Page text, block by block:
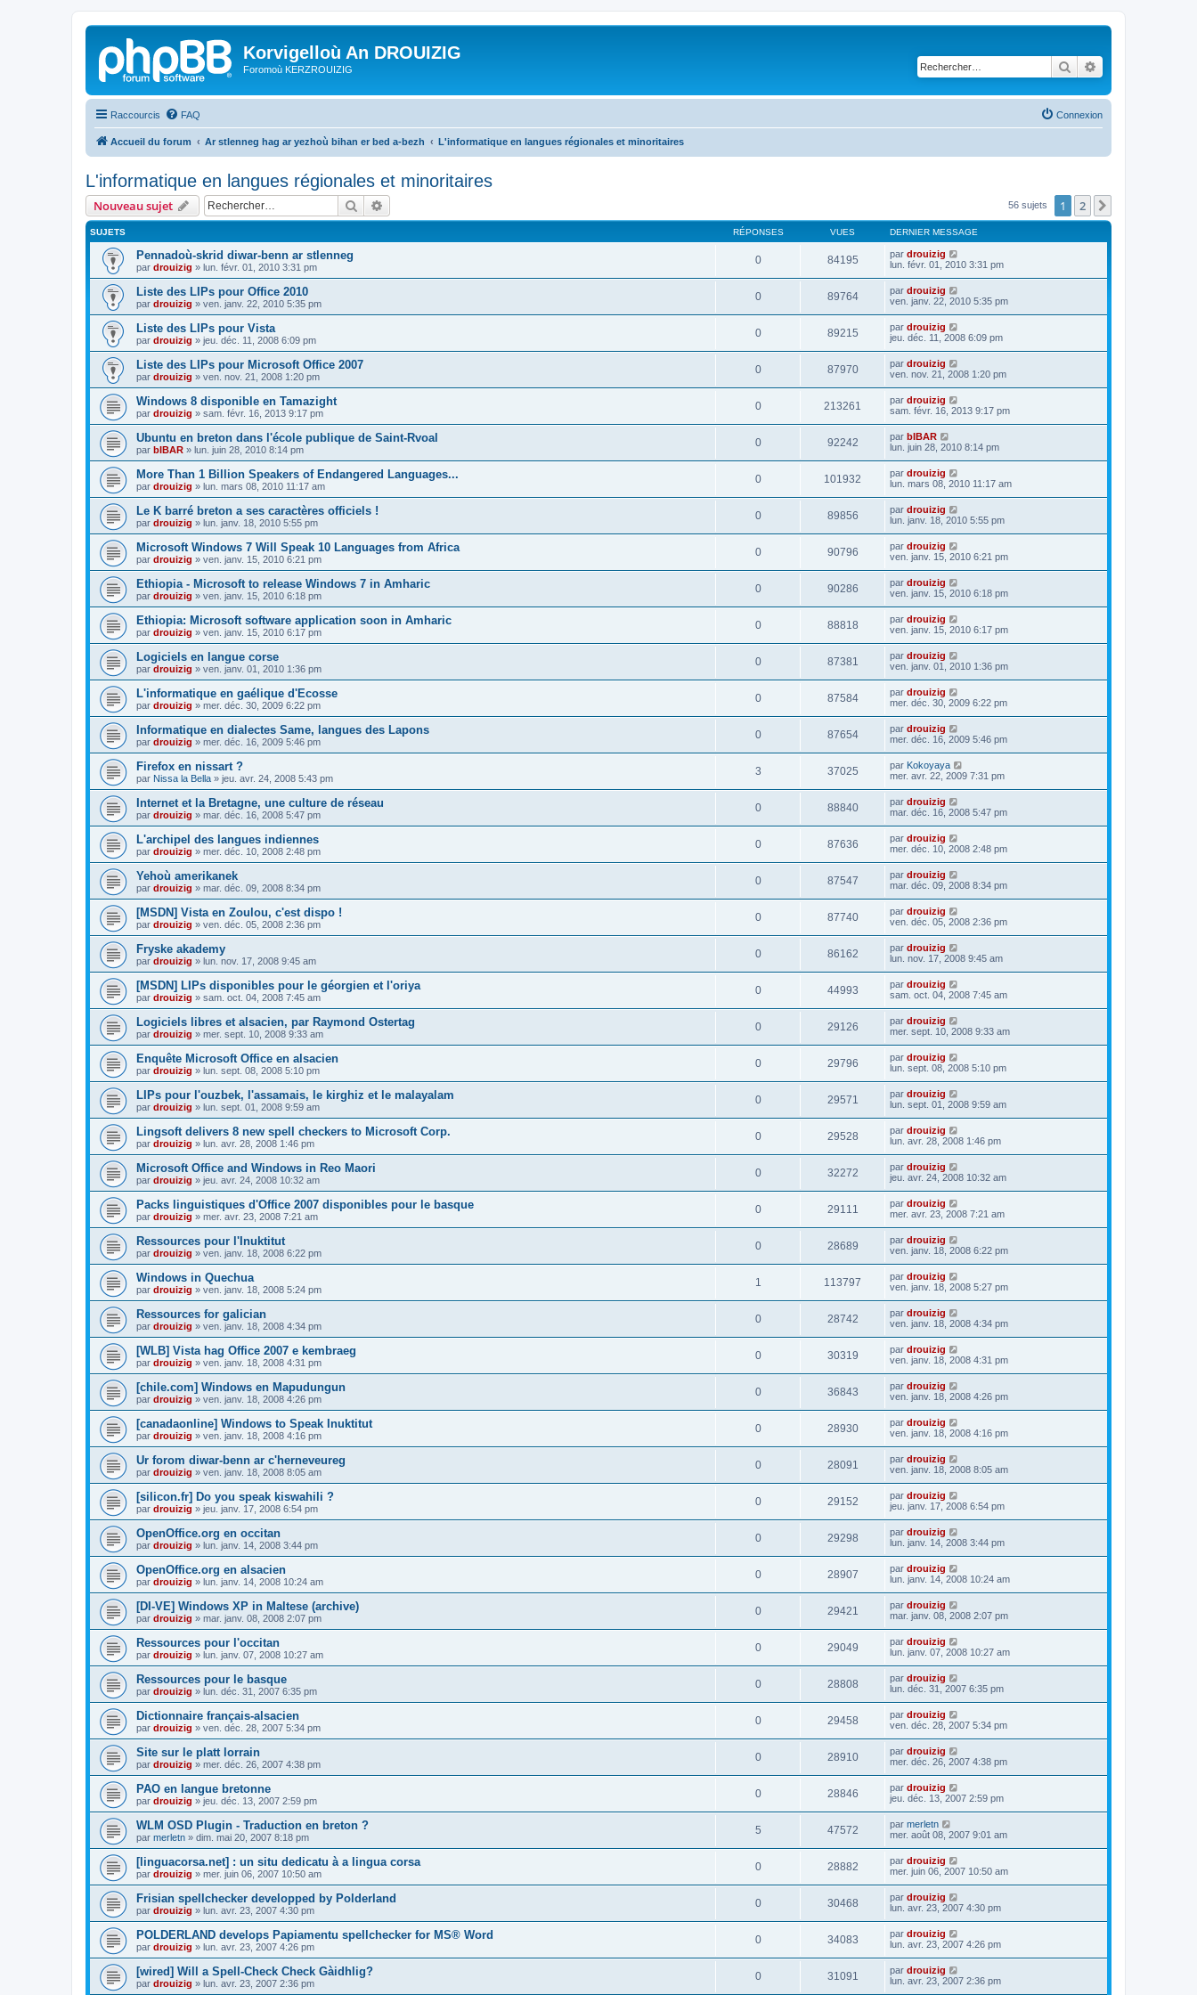
Korvigelloù An DROUIZIG
Foromoù KERZROUIZIG Rechercher
Raccourcis FAQ Connexion
Accueil du forum Ar stlenneg hag ar yezhoù bihan er bed a-bezh L'informatique en langues régionales et minoritaires
L'informatique en langues régionales et minoritaires
Nouveau sujet Rechercher 56 sujets 1 2
SUJETS RÉPONSES VUES DERNIER MESSAGE
Pennadoù-skrid diwar-benn ar stlenneg
par drouizig » lun. févr. 01, 2010 3:31 pm
0 84195 par drouizig
lun. févr. 01, 2010 3:31 pm
Liste des LIPs pour Office 2010
par drouizig » ven. janv. 22, 2010 5:35 pm
0 89764 par drouizig
ven. janv. 22, 2010 5:35 pm
Liste des LIPs pour Vista
par drouizig » jeu. déc. 11, 2008 6:09 pm
0 89215 par drouizig
jeu. déc. 11, 2008 6:09 pm
Liste des LIPs pour Microsoft Office 2007
par drouizig » ven. nov. 21, 2008 1:20 pm
0 87970 par drouizig
ven. nov. 21, 2008 1:20 pm
Windows 8 disponible en Tamazight
par drouizig » sam. févr. 16, 2013 9:17 pm
0 213261 par drouizig
sam. févr. 16, 2013 9:17 pm
Ubuntu en breton dans l'école publique de Saint-Rvoal
par bIBAR » lun. juin 28, 2010 8:14 pm
0 92242 par bIBAR
lun. juin 28, 2010 8:14 pm
More Than 1 Billion Speakers of Endangered Languages...
par drouizig » lun. mars 08, 2010 11:17 am
0 101932 par drouizig
lun. mars 08, 2010 11:17 am
Le K barré breton a ses caractères officiels !
par drouizig » lun. janv. 18, 2010 5:55 pm
0 89856 par drouizig
lun. janv. 18, 2010 5:55 pm
Microsoft Windows 7 Will Speak 10 Languages from Africa
par drouizig » ven. janv. 15, 2010 6:21 pm
0 90796 par drouizig
ven. janv. 15, 2010 6:21 pm
Ethiopia - Microsoft to release Windows 7 in Amharic
par drouizig » ven. janv. 15, 2010 6:18 pm
0 90286 par drouizig
ven. janv. 15, 2010 6:18 pm
Ethiopia: Microsoft software application soon in Amharic
par drouizig » ven. janv. 15, 2010 6:17 pm
0 88818 par drouizig
ven. janv. 15, 2010 6:17 pm
Logiciels en langue corse
par drouizig » ven. janv. 01, 2010 1:36 pm
0 87381 par drouizig
ven. janv. 01, 2010 1:36 pm
L'informatique en gaélique d'Ecosse
par drouizig » mer. déc. 30, 2009 6:22 pm
0 87584 par drouizig
mer. déc. 30, 2009 6:22 pm
Informatique en dialectes Same, langues des Lapons
par drouizig » mer. déc. 16, 2009 5:46 pm
0 87654 par drouizig
mer. déc. 16, 2009 5:46 pm
Firefox en nissart ?
par Nissa la Bella » jeu. avr. 24, 2008 5:43 pm
3 37025 par Kokoyaya
mer. avr. 22, 2009 7:31 pm
Internet et la Bretagne, une culture de réseau
par drouizig » mar. déc. 16, 2008 5:47 pm
0 88840 par drouizig
mar. déc. 16, 2008 5:47 pm
L'archipel des langues indiennes
par drouizig » mer. déc. 10, 2008 2:48 pm
0 87636 par drouizig
mer. déc. 10, 2008 2:48 pm
Yehoù amerikanek
par drouizig » mar. déc. 09, 2008 8:34 pm
0 87547 par drouizig
mar. déc. 09, 2008 8:34 pm
[MSDN] Vista en Zoulou, c'est dispo !
par drouizig » ven. déc. 05, 2008 2:36 pm
0 87740 par drouizig
ven. déc. 05, 2008 2:36 pm
Fryske akademy
par drouizig » lun. nov. 17, 2008 9:45 am
0 86162 par drouizig
lun. nov. 17, 2008 9:45 am
[MSDN] LIPs disponibles pour le géorgien et l'oriya
par drouizig » sam. oct. 04, 2008 7:45 am
0 44993 par drouizig
sam. oct. 04, 2008 7:45 am
Logiciels libres et alsacien, par Raymond Ostertag
par drouizig » mer. sept. 10, 2008 9:33 am
0 29126 par drouizig
mer. sept. 10, 2008 9:33 am
Enquête Microsoft Office en alsacien
par drouizig » lun. sept. 08, 2008 5:10 pm
0 29796 par drouizig
lun. sept. 08, 2008 5:10 pm
LIPs pour l'ouzbek, l'assamais, le kirghiz et le malayalam
par drouizig » lun. sept. 01, 2008 9:59 am
0 29571 par drouizig
lun. sept. 01, 2008 9:59 am
Lingsoft delivers 8 new spell checkers to Microsoft Corp.
par drouizig » lun. avr. 28, 2008 1:46 pm
0 29528 par drouizig
lun. avr. 28, 2008 1:46 pm
Microsoft Office and Windows in Reo Maori
par drouizig » jeu. avr. 24, 2008 10:32 am
0 32272 par drouizig
jeu. avr. 24, 2008 10:32 am
Packs linguistiques d'Office 2007 disponibles pour le basque
par drouizig » mer. avr. 23, 2008 7:21 am
0 29111 par drouizig
mer. avr. 23, 2008 7:21 am
Ressources pour l'Inuktitut
par drouizig » ven. janv. 18, 2008 6:22 pm
0 28689 par drouizig
ven. janv. 18, 2008 6:22 pm
Windows in Quechua
par drouizig » ven. janv. 18, 2008 5:24 pm
1 113797 par drouizig
ven. janv. 18, 2008 5:27 pm
Ressources for galician
par drouizig » ven. janv. 18, 2008 4:34 pm
0 28742 par drouizig
ven. janv. 18, 2008 4:34 pm
[WLB] Vista hag Office 2007 e kembraeg
par drouizig » ven. janv. 18, 2008 4:31 pm
0 30319 par drouizig
ven. janv. 18, 2008 4:31 pm
[chile.com] Windows en Mapudungun
par drouizig » ven. janv. 18, 2008 4:26 pm
0 36843 par drouizig
ven. janv. 18, 2008 4:26 pm
[canadaonline] Windows to Speak Inuktitut
par drouizig » ven. janv. 18, 2008 4:16 pm
0 28930 par drouizig
ven. janv. 18, 2008 4:16 pm
Ur forom diwar-benn ar c'herneveureg
par drouizig » ven. janv. 18, 2008 8:05 am
0 28091 par drouizig
ven. janv. 18, 2008 8:05 am
[silicon.fr] Do you speak kiswahili ?
par drouizig » jeu. janv. 17, 2008 6:54 pm
0 29152 par drouizig
jeu. janv. 17, 2008 6:54 pm
OpenOffice.org en occitan
par drouizig » lun. janv. 14, 2008 3:44 pm
0 29298 par drouizig
lun. janv. 14, 2008 3:44 pm
OpenOffice.org en alsacien
par drouizig » lun. janv. 14, 2008 10:24 am
0 28907 par drouizig
lun. janv. 14, 2008 10:24 am
[DI-VE] Windows XP in Maltese (archive)
par drouizig » mar. janv. 08, 2008 2:07 pm
0 29421 par drouizig
mar. janv. 08, 2008 2:07 pm
Ressources pour l'occitan
par drouizig » lun. janv. 07, 2008 10:27 am
0 29049 par drouizig
lun. janv. 07, 2008 10:27 am
Ressources pour le basque
par drouizig » lun. déc. 31, 2007 6:35 pm
0 28808 par drouizig
lun. déc. 31, 2007 6:35 pm
Dictionnaire français-alsacien
par drouizig » ven. déc. 28, 2007 5:34 pm
0 29458 par drouizig
ven. déc. 28, 2007 5:34 pm
Site sur le platt lorrain
par drouizig » mer. déc. 26, 2007 4:38 pm
0 28910 par drouizig
mer. déc. 26, 2007 4:38 pm
PAO en langue bretonne
par drouizig » jeu. déc. 13, 2007 2:59 pm
0 28846 par drouizig
jeu. déc. 13, 2007 2:59 pm
WLM OSD Plugin - Traduction en breton ?
par merletn » dim. mai 20, 2007 8:18 pm
5 47572 par merletn
mer. août 08, 2007 9:01 am
[linguacorsa.net] : un situ dedicatu à a lingua corsa
par drouizig » mer. juin 06, 2007 10:50 am
0 28882 par drouizig
mer. juin 06, 2007 10:50 am
Frisian spellchecker developped by Polderland
par drouizig » lun. avr. 23, 2007 4:30 pm
0 30468 par drouizig
lun. avr. 23, 2007 4:30 pm
POLDERLAND develops Papiamentu spellchecker for MS® Word
par drouizig » lun. avr. 23, 2007 4:26 pm
0 34083 par drouizig
lun. avr. 23, 2007 4:26 pm
[wired] Will a Spell-Check Check Gàidhlig?
par drouizig » lun. avr. 23, 2007 2:36 pm
0 31091 par drouizig
lun. avr. 23, 2007 2:36 pm